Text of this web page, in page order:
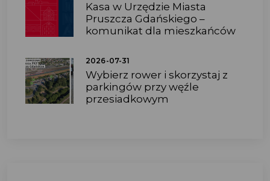
Kasa w Urzędzie Miasta
Pruszcza Gdańskiego –
komunikat dla mieszkańców
2026-07-31
Wybierz rower i skorzystaj z
parkingów przy węźle
przesiadkowym